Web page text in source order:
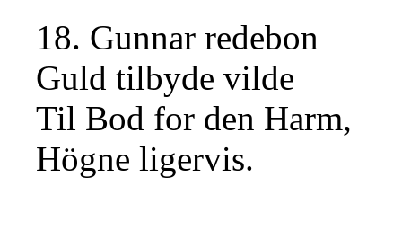
18. Gunnar redebon
Guld tilbyde vilde
Til Bod for den Harm,
Högne ligervis.